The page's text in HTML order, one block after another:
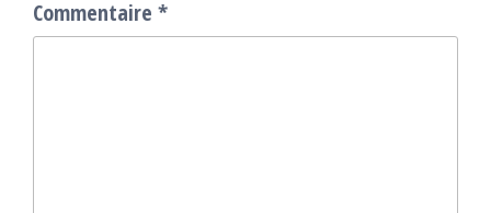
Commentaire *